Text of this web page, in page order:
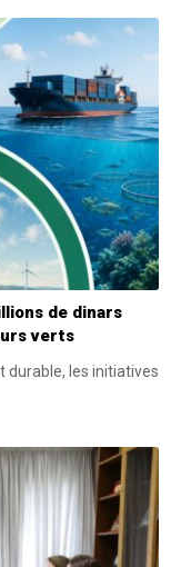
de dinars
verts
durable, les initiatives